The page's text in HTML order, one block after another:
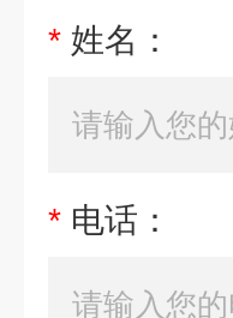
* 姓名：
* 电话：